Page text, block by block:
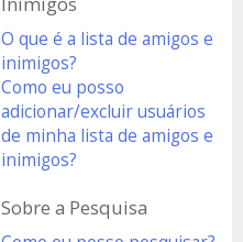
O que é a lista de amigos e
inimigos?
Como eu posso
adicionar/excluir usuários
de minha lista de amigos e
inimigos?
Sobre a Pesquisa